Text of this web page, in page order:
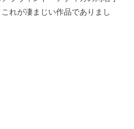
れが凄まじい作品でありまし